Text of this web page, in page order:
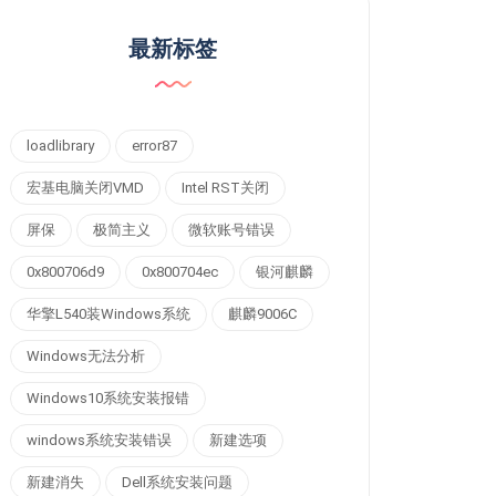
最新标签
loadlibrary error87
宏基电脑关闭VMD Intel RST关闭
屏保 极简主义 微软账号错误
0x800706d9 0x800704ec 银河麒麟
华擎L540装Windows系统 麒麟9006C
Windows无法分析
Windows10系统安装报错
windows系统安装错误 新建选项
新建消失 Dell系统安装问题